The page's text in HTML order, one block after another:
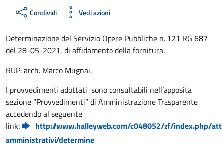
Condividi Vedi azioni
Determinazione del Servizio Opere Pubbliche n. 121 RG 687
del 28-05-2021, di affidamento della fornitura.
RUP: arch. Marco Mugnai.
I provvedimenti adottati sono consultabili nell’apposita
sezione “Provvedimenti” di Amministrazione Trasparente
accedendo al seguente
link:
http://www.halleyweb.com/c048052/zf/index.php/
amministrativi/determine